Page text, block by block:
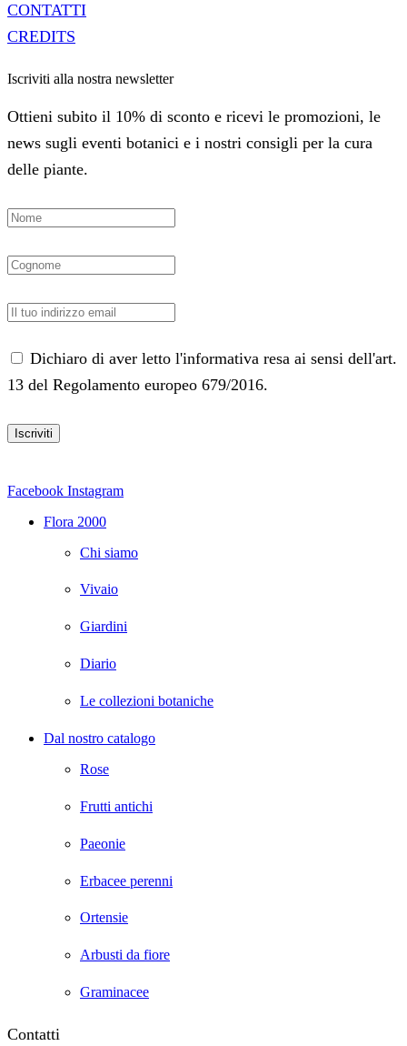
CONTATTI
CREDITS
Iscriviti alla nostra newsletter
Ottieni subito il 10% di sconto e ricevi le promozioni, le
news sugli eventi botanici e i nostri consigli per la cura
delle piante.
Dichiaro di aver letto l'informativa resa ai sensi dell'art.
13 del Regolamento europeo 679/2016.
Facebook Instagram
Flora 2000
Chi siamo
Vivaio
Giardini
Diario
Le collezioni botaniche
Dal nostro catalogo
Rose
Frutti antichi
Paeonie
Erbacee perenni
Ortensie
Arbusti da fiore
Graminacee
Contatti